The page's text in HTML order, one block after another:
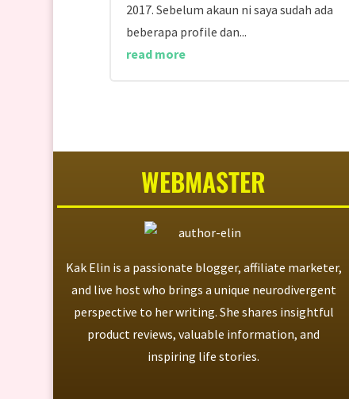
2017. Sebelum akaun ni saya sudah ada
beberapa profile dan...
read more
WEBMASTER
Kak Elin is a passionate blogger, affiliate marketer,
and live host who brings a unique neurodivergent
perspective to her writing. She shares insightful
product reviews, valuable information, and
inspiring life stories.